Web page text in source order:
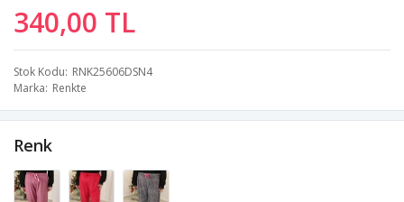
340,00 TL
Stok Kodu RNK25606DSN4
Marka Renkte
Renk